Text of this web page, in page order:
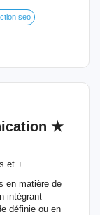
seo
★
et +
en matière de
intégrant
définie ou en